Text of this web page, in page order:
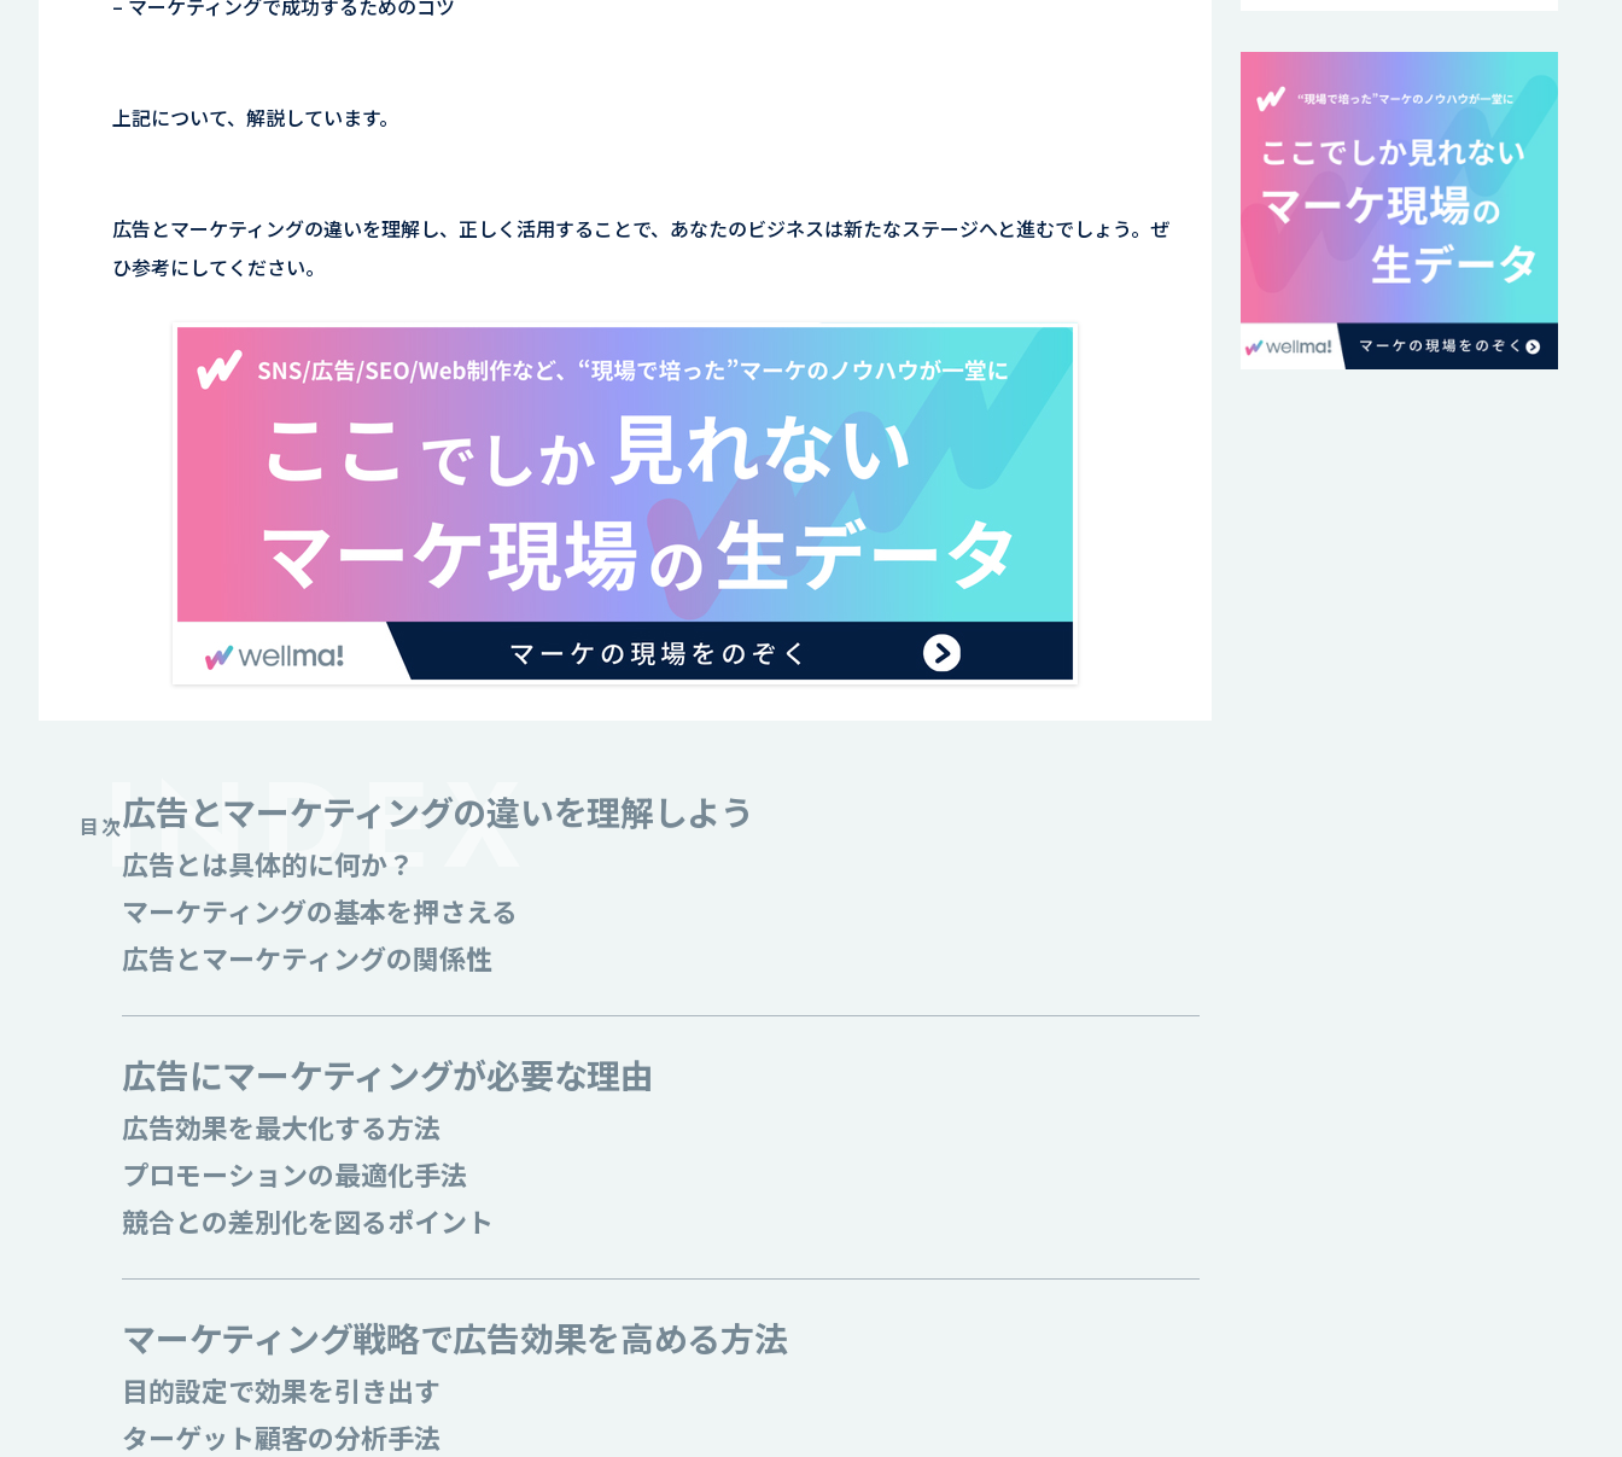
– マーケティングで成功するためのコツ
上記について、解説しています。
広告とマーケティングの違いを理解し、正しく活用することで、あなたのビジネスは新たなステージへと進むでしょう。ぜ
ひ参考にしてください。
目次広告とマーケティングの違いを理解しよう
広告とは具体的に何か？
マーケティングの基本を押さえる
広告とマーケティングの関係性
広告にマーケティングが必要な理由
広告効果を最大化する方法
プロモーションの最適化手法
競合との差別化を図るポイント
マーケティング戦略で広告効果を高める方法
目的設定で効果を引き出す
ターゲット顧客の分析手法